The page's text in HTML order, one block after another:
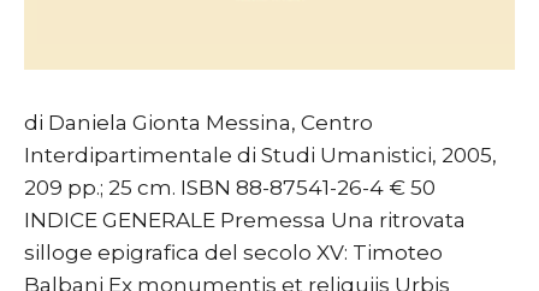
di Daniela Gionta Messina, Centro
Interdipartimentale di Studi Umanistici, 2005,
209 pp.; 25 cm. ISBN 88-87541-26-4 € 50
INDICE GENERALE Premessa Una ritrovata
silloge epigrafica del secolo XV: Timoteo
Balbani Ex monumentis et reliquiis Urbis